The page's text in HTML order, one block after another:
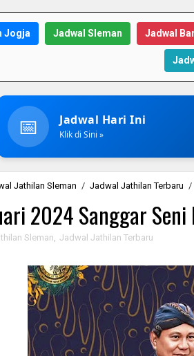
Jogja Jadwal Sleman Jadwal
📅 Jadwal Hari Ini
Klik di Sini »
Jathilan Sleman / Jadwal Jathilan Terbaru /
2024 Sanggar Seni
Sleman Jadwal Jathilan Terbaru